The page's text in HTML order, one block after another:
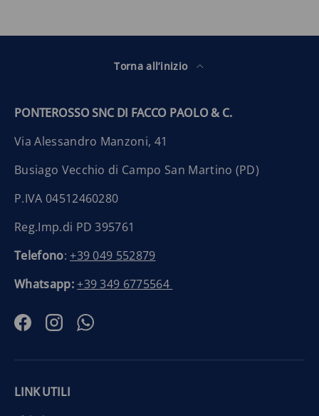
Torna all’inizio
PONTEROSSO SNC DI FACCO PAOLO & C.
Via Alessandro Manzoni, 41
Busiago Vecchio di Campo San Martino (PD)
P.IVA 04512460280
Reg.Imp.di PD 395761
Telefono:+39 049 552879
Whatsapp:+39 349 6775564
FacebookInstagramWhatsApp
LINK UTILI